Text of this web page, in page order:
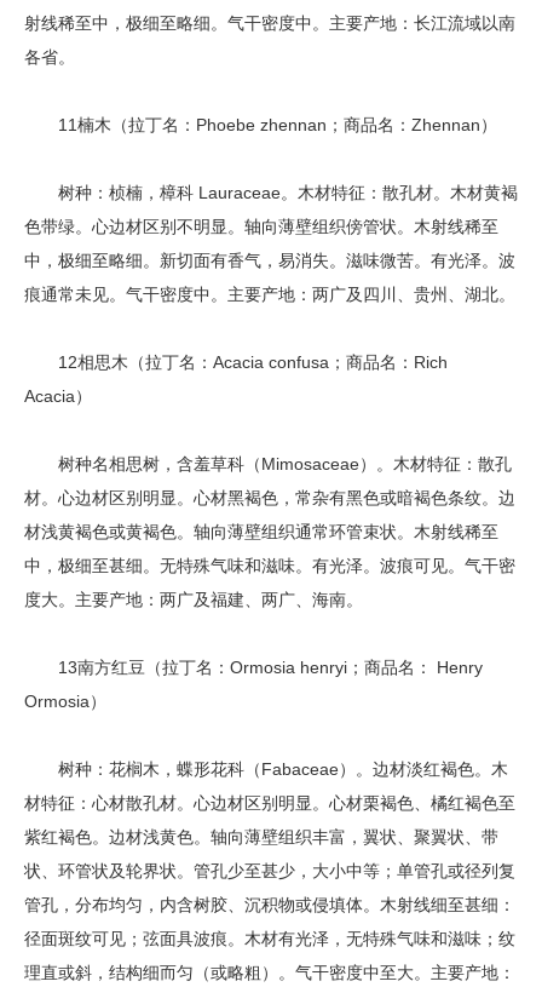
射线稀至中，极细至略细。气干密度中。主要产地：长江流域以南
各省。
11楠木（拉丁名：Phoebe zhennan；商品名：Zhennan）
树种：桢楠，樟科 Lauraceae。木材特征：散孔材。木材黄褐
色带绿。心边材区别不明显。轴向薄壁组织傍管状。木射线稀至
中，极细至略细。新切面有香气，易消失。滋味微苦。有光泽。波
痕通常未见。气干密度中。主要产地：两广及四川、贵州、湖北。
12相思木（拉丁名：Acacia confusa；商品名：Rich
Acacia）
树种名相思树，含羞草科（Mimosaceae）。木材特征：散孔
材。心边材区别明显。心材黑褐色，常杂有黑色或暗褐色条纹。边
材浅黄褐色或黄褐色。轴向薄壁组织通常环管束状。木射线稀至
中，极细至甚细。无特殊气味和滋味。有光泽。波痕可见。气干密
度大。主要产地：两广及福建、两广、海南。
13南方红豆（拉丁名：Ormosia henryi；商品名： Henry
Ormosia）
树种：花榈木，蝶形花科（Fabaceae）。边材淡红褐色。木
材特征：心材散孔材。心边材区别明显。心材栗褐色、橘红褐色至
紫红褐色。边材浅黄色。轴向薄壁组织丰富，翼状、聚翼状、带
状、环管状及轮界状。管孔少至甚少，大小中等；单管孔或径列复
管孔，分布均匀，内含树胶、沉积物或侵填体。木射线细至甚细：
径面斑纹可见；弦面具波痕。木材有光泽，无特殊气味和滋味；纹
理直或斜，结构细而匀（或略粗）。气干密度中至大。主要产地：